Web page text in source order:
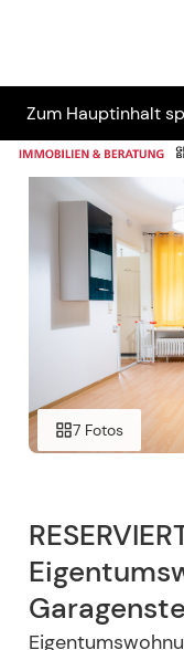
Zum Hauptinhalt
7 Fotos